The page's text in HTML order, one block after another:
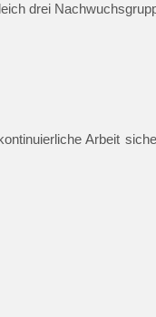
drei
Arbeit